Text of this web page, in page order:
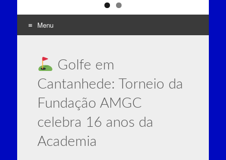
Menu
content
Golfe em
Cantanhede: Torneio da
Fundação AMGC
celebra 16 anos da
Academia